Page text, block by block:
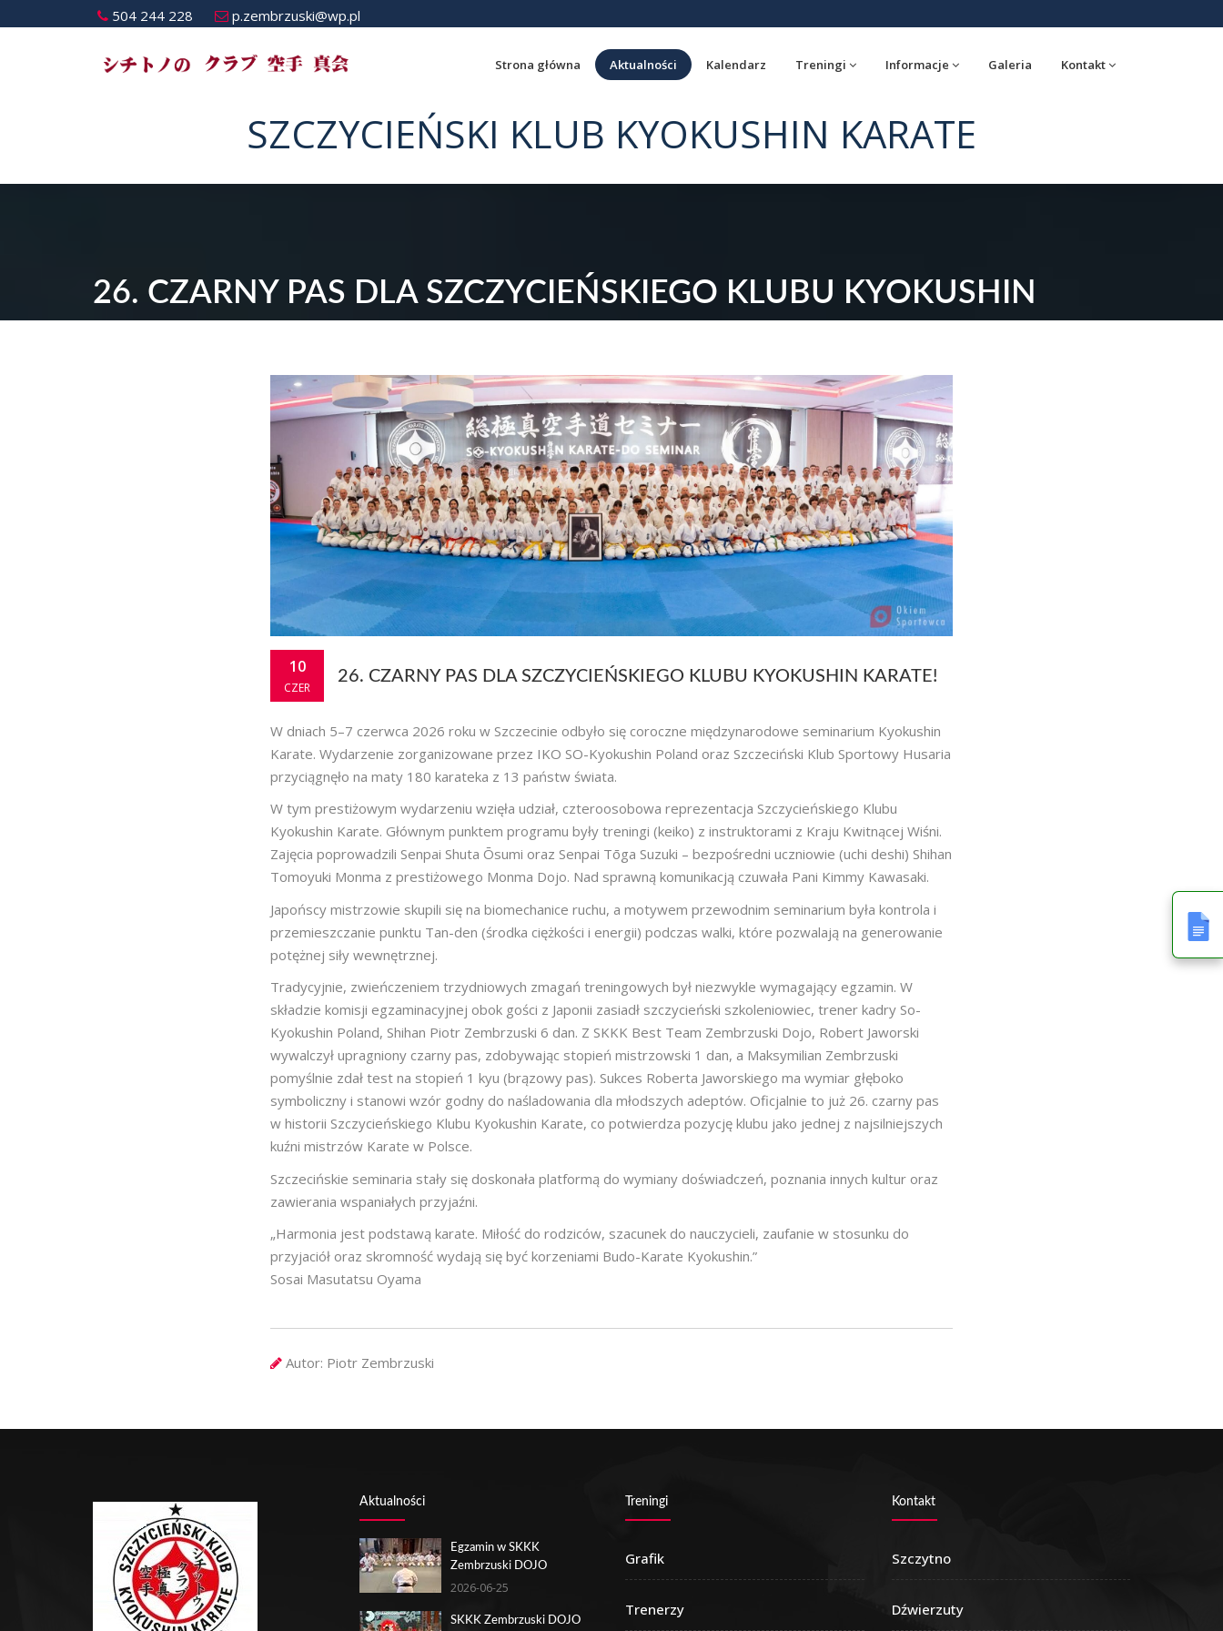
504 244 228 p.zembrzuski@wp.pl
Strona główna Aktualności Kalendarz Treningi Informacje Galeria Kontakt
SZCZYCIEŃSKI KLUB KYOKUSHIN KARATE
26. CZARNY PAS DLA SZCZYCIEŃSKIEGO KLUBU KYOKUSHIN
10
CZER
26. CZARNY PAS DLA SZCZYCIEŃSKIEGO KLUBU KYOKUSHIN KARATE!
W dniach 5–7 czerwca 2026 roku w Szczecinie odbyło się coroczne międzynarodowe seminarium Kyokushin
Karate. Wydarzenie zorganizowane przez IKO SO-Kyokushin Poland oraz Szczeciński Klub Sportowy Husaria
przyciągnęło na maty 180 karateka z 13 państw świata.
W tym prestiżowym wydarzeniu wzięła udział, czteroosobowa reprezentacja Szczycieńskiego Klubu
Kyokushin Karate. Głównym punktem programu były treningi (keiko) z instruktorami z Kraju Kwitnącej Wiśni.
Zajęcia poprowadzili Senpai Shuta Ōsumi oraz Senpai Tōga Suzuki – bezpośredni uczniowie (uchi deshi) Shihan
Tomoyuki Monma z prestiżowego Monma Dojo. Nad sprawną komunikacją czuwała Pani Kimmy Kawasaki.
Japońscy mistrzowie skupili się na biomechanice ruchu, a motywem przewodnim seminarium była kontrola i
przemieszczanie punktu Tan-den (środka ciężkości i energii) podczas walki, które pozwalają na generowanie
potężnej siły wewnętrznej.
Tradycyjnie, zwieńczeniem trzydniowych zmagań treningowych był niezwykle wymagający egzamin. W
składzie komisji egzaminacyjnej obok gości z Japonii zasiadł szczycieński szkoleniowiec, trener kadry So-
Kyokushin Poland, Shihan Piotr Zembrzuski 6 dan. Z SKKK Best Team Zembrzuski Dojo, Robert Jaworski
wywalczył upragniony czarny pas, zdobywając stopień mistrzowski 1 dan, a Maksymilian Zembrzuski
pomyślnie zdał test na stopień 1 kyu (brązowy pas). Sukces Roberta Jaworskiego ma wymiar głęboko
symboliczny i stanowi wzór godny do naśladowania dla młodszych adeptów. Oficjalnie to już 26. czarny pas
w historii Szczycieńskiego Klubu Kyokushin Karate, co potwierdza pozycję klubu jako jednej z najsilniejszych
kuźni mistrzów Karate w Polsce.
Szczecińskie seminaria stały się doskonała platformą do wymiany doświadczeń, poznania innych kultur oraz
zawierania wspaniałych przyjaźni.
„Harmonia jest podstawą karate. Miłość do rodziców, szacunek do nauczycieli, zaufanie w stosunku do
przyjaciół oraz skromność wydają się być korzeniami Budo-Karate Kyokushin.”
Sosai Masutatsu Oyama
Autor: Piotr Zembrzuski
Aktualności
Egzamin w SKKK
Zembrzuski DOJO
2026-06-25
SKKK Zembrzuski DOJO
Treningi
Grafik
Trenerzy
Kontakt
Szczytno
Dźwierzuty